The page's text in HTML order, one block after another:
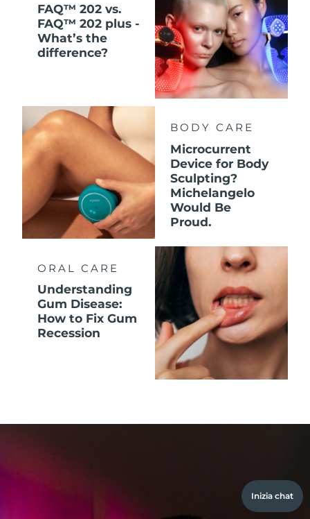
FAQ™ 202 vs.
FAQ™ 202 plus -
What’s the
difference?
BODY CARE
Microcurrent
Device for Body
Sculpting?
Michelangelo
Would Be
Proud.
ORAL CARE
Understanding
Gum Disease:
How to Fix Gum
Recession
Inizia chat